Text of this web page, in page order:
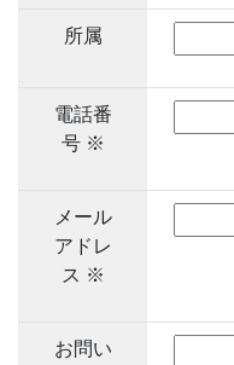
所属
電話番
号 ※
メール
アドレ
ス ※
お問い